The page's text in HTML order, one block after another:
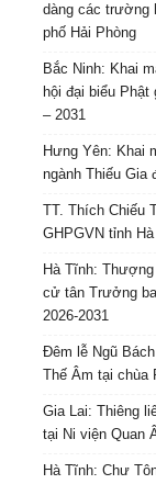
dàng các trường
phố Hải Phòng
Bắc Ninh: Khai
hội đại biểu
– 2031
Hưng Yên: Khai
ngành Thiếu Gia
TT. Thích Chiếu
GHPGVN tỉnh
Hà Tĩnh:
cử tân Trưởng
2026-2031
Đêm lễ Ngũ
Thế Âm tại chùa
Gia Lai: Thiêng
tại Ni viện Quan
Hà Tĩnh: Chư